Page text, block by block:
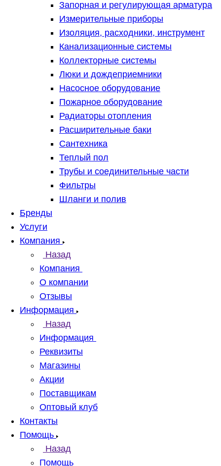
Запорная и регулирующая арматура
Измерительные приборы
Изоляция, расходники, инструмент
Канализационные системы
Коллекторные системы
Люки и дождеприемники
Насосное оборудование
Пожарное оборудование
Радиаторы отопления
Расширительные баки
Сантехника
Теплый пол
Трубы и соединительные части
Фильтры
Шланги и полив
Бренды
Услуги
Компания
Назад
Компания
О компании
Отзывы
Информация
Назад
Информация
Реквизиты
Магазины
Акции
Поставщикам
Оптовый клуб
Контакты
Помощь
Назад
Помощь